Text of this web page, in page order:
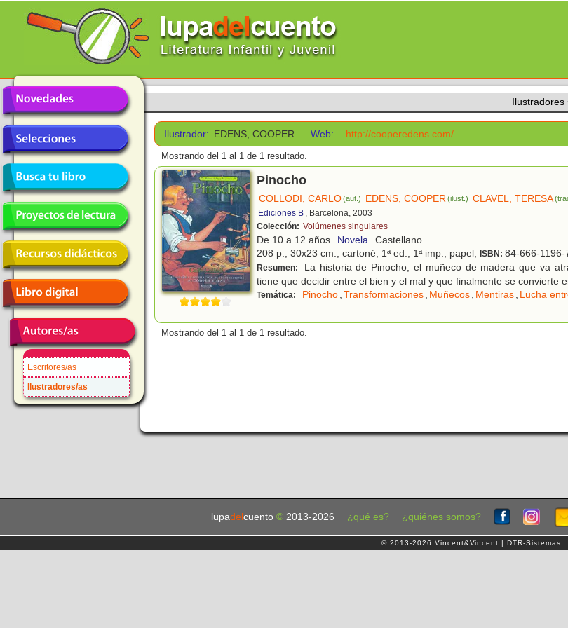
Escritores/as
Ilustradores/as
Ilustradores
Ilustrador: EDENS, COOPER Web: http://cooperedens.com/
Mostrando del 1 al 1 de 1 resultado.
Pinocho
COLLODI, CARLO(aut.) EDENS, COOPER(ilust.) CLAVEL, TERESA
Ediciones B , Barcelona, 2003
Colección: Volúmenes singulares
De 10 a 12 años. Novela. Castellano.
208 p.; 30x23 cm.; cartoné; 1ª ed., 1ª imp.; papel; ISBN: 84-666-1196-
Resumen:
La historia de Pinocho, el muñeco de madera que va
tiene que decidir entre el bien y el mal y que finalmente se convierte
Temática: Pinocho,Transformaciones, Muñecos, Mentiras, Lucha
Mostrando del 1 al 1 de 1 resultado.
lupadel cuento © 2013-2026 ¿qué es? ¿quiénes somos?
© 2013-2026 Vincent&Vincent | DTR-Sistemas